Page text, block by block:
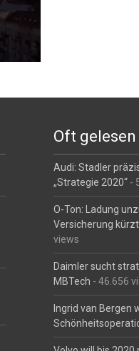
Oft gelesen
Audi: Stadler
„Strategie 2020“ -
O-Ton: Ladung
Versicherung
views
Daimler sucht
MBTech - 46.656
Ingrid van Bergen